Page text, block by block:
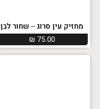
מחזיק עין סרוג – שחור לבן
₪ 75.00